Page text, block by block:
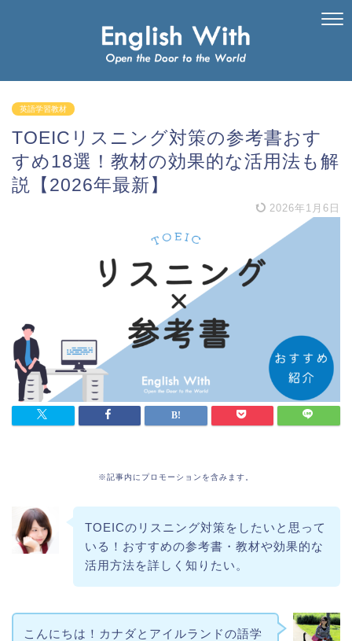
英語学習教材
TOEICリスニング対策の参考書おす
すめ18選！教材の効果的な活用法も解
説【2026年最新】
2026年1月6日
※記事内にプロモーションを含みます。
TOEICのリスニング対策をしたいと思って
いる！おすすめの参考書・教材や効果的な
活用方法を詳しく知りたい。
こんにちは！カナダとアイルランドの語学